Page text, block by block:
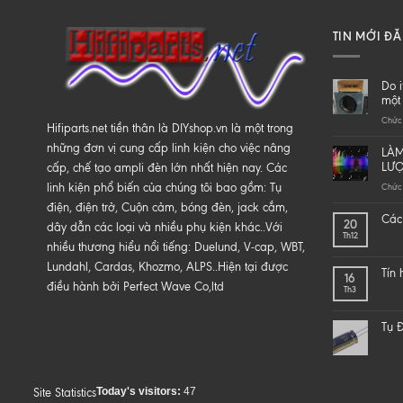
Hifiparts.net tiền thân là DIYshop.vn là một trong
những đơn vị cung cấp linh kiện cho việc nâng
cấp, chế tạo ampli đèn lớn nhất hiện nay. Các
linh kiện phổ biến của chúng tôi bao gồm: Tụ
điện, điện trở, Cuộn cảm, bóng đèn, jack cắm,
dây dẫn các loại và nhiều phụ kiện khác..Với
nhiều thương hiểu nổi tiếng: Duelund, V-cap, WBT,
Lundahl, Cardas, Khozmo, ALPS..Hiện tại được
điều hành bởi Perfect Wave Co,ltd
TIN MỚI
Do
Chức
Chức
20
Th12
16
Th3
Tín
Tụ
Site StatisticsToday's visitors: 47